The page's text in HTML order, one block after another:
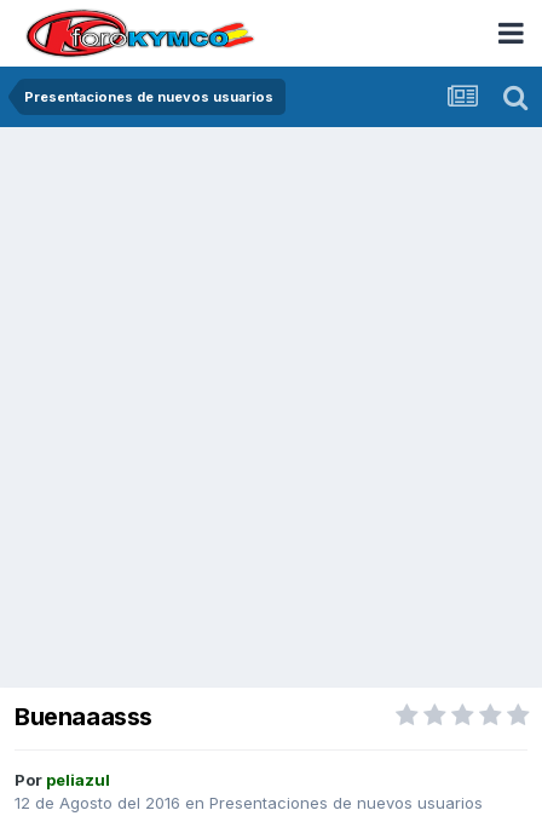
Presentaciones de nuevos usuarios
Buenaaasss
Por peliazul
12 de Agosto del 2016 en Presentaciones de nuevos usuarios